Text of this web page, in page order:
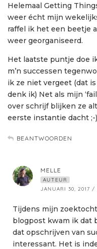
Helemaal Getting
weer écht mijn
raffel ik het een beetje
weer georganiseerd.
Het laatste puntje doe
m’n successen
ik ze niet vergeet (dat
denk ik) Net als mijn
over schrijf blijken ze
eerste instantie dacht ;-)
BEANTWOORDEN
MELLE
AUTEUR
JANUARI 30, 2017 /
Tijdens mijn
blogpost kwam ik dat
dat opschrijven van
interessant. Het is